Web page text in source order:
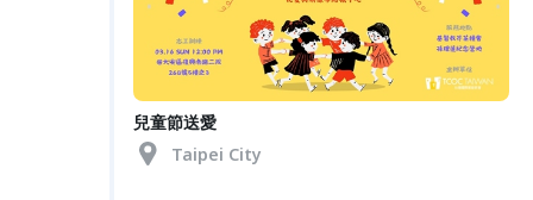
兒童節送愛
Taipei City